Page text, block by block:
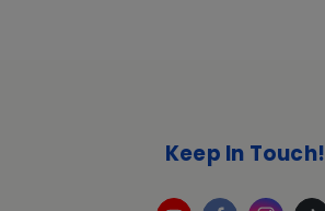
Keep In Touch!